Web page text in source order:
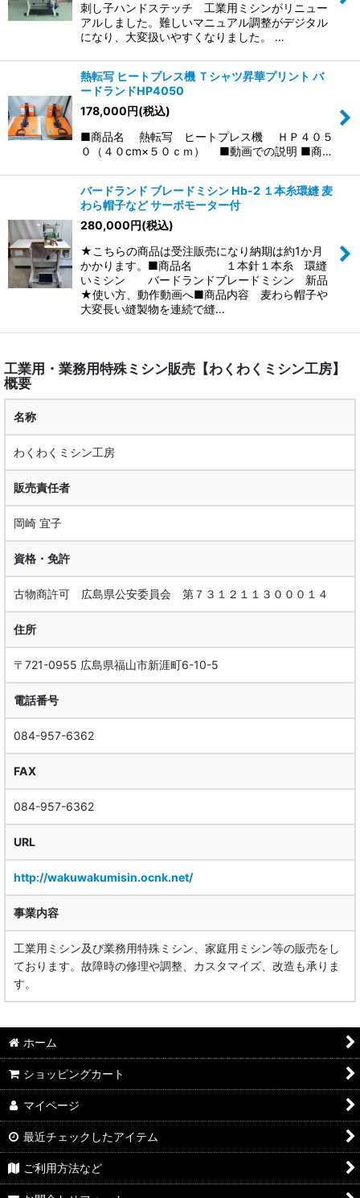
刺し子ハンドステッチ 工業用ミシンがリニュー
アルしました。難しいマニュアル調整がデジタル
になり、大変扱いやすくなりました。 …
熱転写 ヒートプレス機 Ｔシャツ昇華プリント バ
ードランドHP4050
178,000円(税込)
■商品名 熱転写 ヒートプレス機 ＨＰ４０５
０（４０cm×５０ｃｍ） ■動画での説明 ■商…
バードランド ブレードミシン Hb-2 １本糸環縫 麦
わら帽子など サーボモーター付
280,000円(税込)
★こちらの商品は受注販売になり納期は約1か月
かかります。■商品名 １本針１本糸 環縫
いミシン バードランドブレードミシン 新品
★使い方、動作動画へ■商品内容 麦わら帽子や
大変長い縫製物を連続で縫…
工業用・業務用特殊ミシン販売【わくわくミシン工房】
概要
名称
わくわくミシン工房
販売責任者
岡崎 宜子
資格・免許
古物商許可 広島県公安委員会 第７３１２１１３０００１４
住所
〒721-0955 広島県福山市新涯町6-10-5
電話番号
084-957-6362
FAX
084-957-6362
URL
http://wakuwakumisin.ocnk.net/
事業内容
工業用ミシン及び業務用特殊ミシン、家庭用ミシン等の販売をし
ております。故障時の修理や調整、カスタマイズ、改造も承りま
す。
ホーム
ショッピングカート
マイページ
最近チェックしたアイテム
ご利用方法など